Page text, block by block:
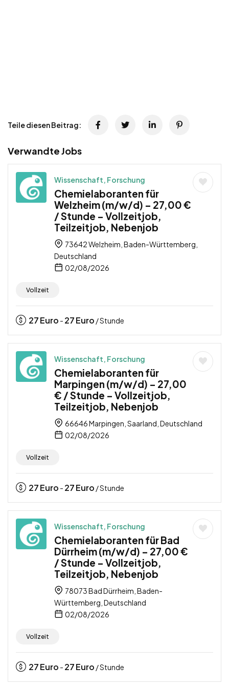
Teile diesen Beitrag:
Verwandte Jobs
Wissenschaft, Forschung
Chemielaboranten für
Welzheim (m/w/d) – 27,00 €
/ Stunde – Vollzeitjob,
Teilzeitjob, Nebenjob
73642 Welzheim, Baden-Württemberg,
Deutschland
02/08/2026
Vollzeit
27Euro - 27Euro / Stunde
Wissenschaft, Forschung
Chemielaboranten für
Marpingen (m/w/d) – 27,00
€ / Stunde – Vollzeitjob,
Teilzeitjob, Nebenjob
66646 Marpingen, Saarland, Deutschland
02/08/2026
Vollzeit
27Euro - 27Euro / Stunde
Wissenschaft, Forschung
Chemielaboranten für Bad
Dürrheim (m/w/d) – 27,00 €
/ Stunde – Vollzeitjob,
Teilzeitjob, Nebenjob
78073 Bad Dürrheim, Baden-
Württemberg, Deutschland
02/08/2026
Vollzeit
27Euro - 27Euro / Stunde